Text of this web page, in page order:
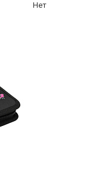
Нет